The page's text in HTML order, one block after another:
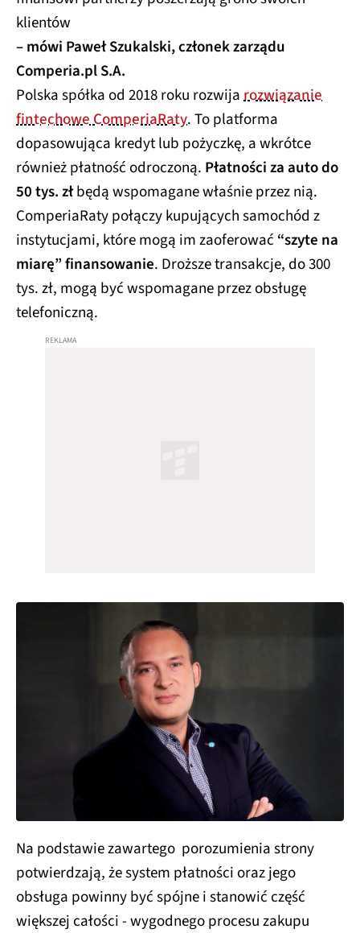
klientów
– mówi Paweł Szukalski, członek zarządu
Comperia.pl S.A.
Polska spółka od 2018 roku rozwijarozwiązanie
fintechowe ComperiaRaty. To platforma
dopasowująca kredyt lub pożyczkę, a wkrótce
również płatność odroczoną. Płatności za auto do
50 tys. złbędą wspomagane właśnie przez nią.
ComperiaRaty połączy kupujących samochód z
instytucjami, które mogą im zaoferować “szyte na
miarę” finansowanie. Droższe transakcje, do 300
tys. zł, mogą być wspomagane przez obsługę
telefoniczną.
Na podstawie zawartego porozumienia strony
potwierdzają, że system płatności oraz jego
obsługa powinny być spójne i stanowić część
większej całości - wygodnego procesu zakupu